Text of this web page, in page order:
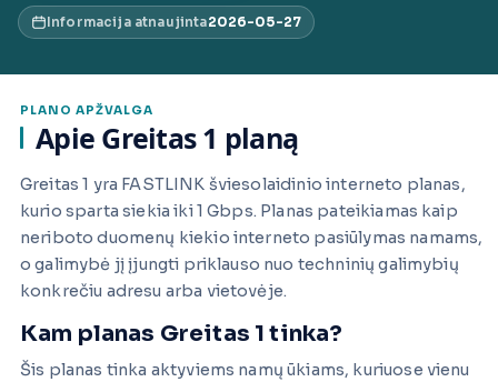
Informacija atnaujinta2026-05-27
PLANO APŽVALGA
Apie Greitas 1 planą
Greitas 1 yra FASTLINK šviesolaidinio interneto planas,
kurio sparta siekia iki 1 Gbps. Planas pateikiamas kaip
neriboto duomenų kiekio interneto pasiūlymas namams,
o galimybė jį įjungti priklauso nuo techninių galimybių
konkrečiu adresu arba vietovėje.
Kam planas Greitas 1 tinka?
Šis planas tinka aktyviems namų ūkiams, kuriuose vienu